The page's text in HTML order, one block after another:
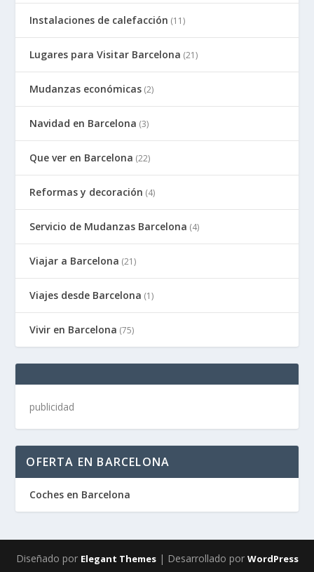
Instalaciones de calefacción (11)
Lugares para Visitar Barcelona (21)
Mudanzas económicas (2)
Navidad en Barcelona (3)
Que ver en Barcelona (22)
Reformas y decoración (4)
Servicio de Mudanzas Barcelona (4)
Viajar a Barcelona (21)
Viajes desde Barcelona (1)
Vivir en Barcelona (75)
publicidad
OFERTA EN BARCELONA
Coches en Barcelona
Diseñado por Elegant Themes| Desarrollado por WordPress